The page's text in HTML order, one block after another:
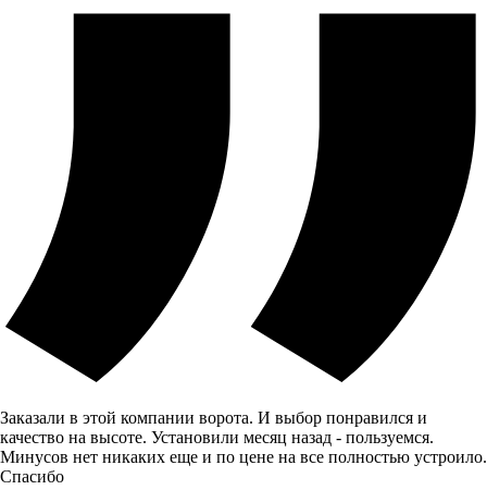
Заказали в этой компании ворота. И выбор понравился и
качество на высоте. Установили месяц назад - пользуемся.
Минусов нет никаких еще и по цене на все полностью устроило.
Спасибо